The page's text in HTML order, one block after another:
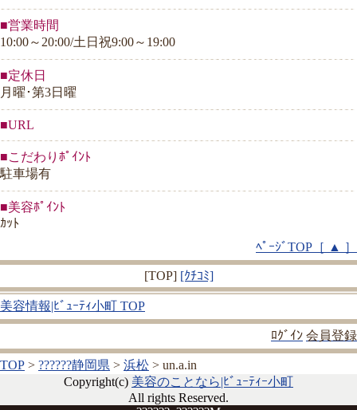
■営業時間
10:00～20:00/土日祝9:00～19:00
■定休日
月曜･第3日曜
■URL
■こだわりﾎﾟｲﾝﾄ
駐車場有
■美容ﾎﾟｲﾝﾄ
ｶｯﾄ
ﾍﾟｰｼﾞTOP［ ▲ ］
[TOP] [ｸﾁｺﾐ]
美容情報|ﾋﾞｭｰﾃｨ小町 TOP
ﾛｸﾞｲﾝ 会員登録
TOP > ??????静岡県 > 浜松 > un.a.in
Copyright(c) 美容のことなら|ﾋﾞｭｰﾃｨｰ小町
All rights Reserved.